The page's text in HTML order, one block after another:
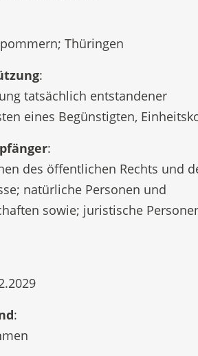
Thüringen
:
tatsächlich entstandener
eines Begünstigten,
:
des öffentlichen Rechts und
natürliche Personen und
sowie; juristische
: